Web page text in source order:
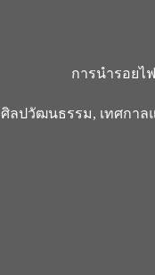
การนำรอยไ
ศิลปวัฒนธรรม, เทศกาล